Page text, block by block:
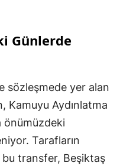
Günlerde
sözleşmede yer alan
Kamuyu Aydınlatma
önümüzdeki
Tarafların
bu transfer, Beşiktaş